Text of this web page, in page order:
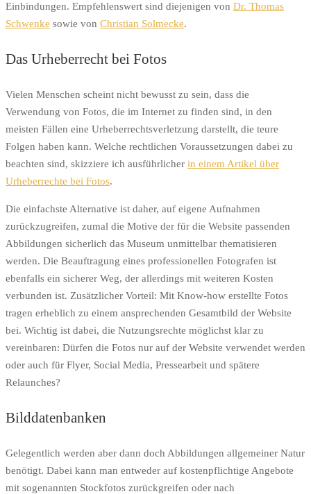
Einbindungen. Empfehlenswert sind diejenigen von Dr. Thomas
Schwenke sowie von Christian Solmecke.
Das Urheberrecht bei Fotos
Vielen Menschen scheint nicht bewusst zu sein, dass die
Verwendung von Fotos, die im Internet zu finden sind, in den
meisten Fällen eine Urheberrechtsverletzung darstellt, die teure
Folgen haben kann. Welche rechtlichen Voraussetzungen dabei zu
beachten sind, skizziere ich ausführlicher in einem Artikel über
Urheberrechte bei Fotos.
Die einfachste Alternative ist daher, auf eigene Aufnahmen
zurückzugreifen, zumal die Motive der für die Website passenden
Abbildungen sicherlich das Museum unmittelbar thematisieren
werden. Die Beauftragung eines professionellen Fotografen ist
ebenfalls ein sicherer Weg, der allerdings mit weiteren Kosten
verbunden ist. Zusätzlicher Vorteil: Mit Know-how erstellte Fotos
tragen erheblich zu einem ansprechenden Gesamtbild der Website
bei. Wichtig ist dabei, die Nutzungsrechte möglichst klar zu
vereinbaren: Dürfen die Fotos nur auf der Website verwendet werden
oder auch für Flyer, Social Media, Pressearbeit und spätere
Relaunches?
Bilddatenbanken
Gelegentlich werden aber dann doch Abbildungen allgemeiner Natur
benötigt. Dabei kann man entweder auf kostenpflichtige Angebote
mit sogenannten Stockfotos zurückgreifen oder nach